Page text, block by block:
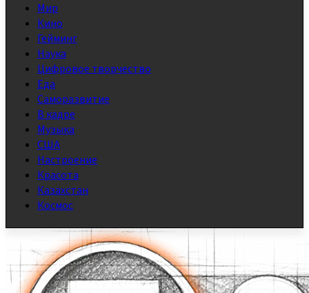
Мир
Кино
Гейминг
Наука
Цифровое творчество
Еда
Саморазвитие
В кадре
Музыка
США
Настроение
Красота
Казахстан
Космос